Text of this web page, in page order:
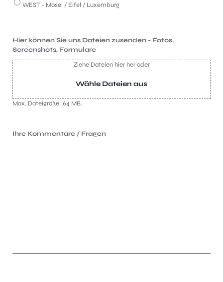
WEST - Mosel / Eifel / Luxemburg
Hier können Sie uns Dateien zusenden - Fotos,
Screenshots, Formulare
Ziehe Dateien hier her oder
Wähle Dateien aus
Max. Dateigröße: 64 MB.
Ihre Kommentare / Fragen